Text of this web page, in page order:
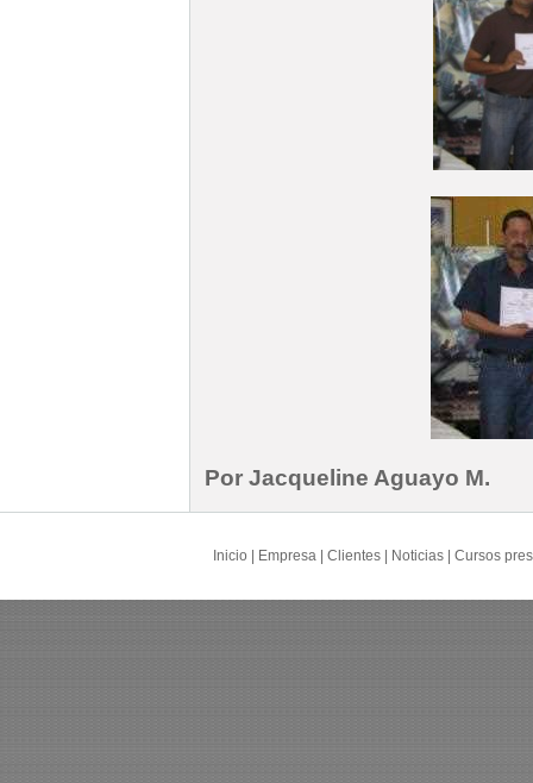
Por Jacqueline Aguayo M.
Inicio Empresa Clientes Noticias Cursos